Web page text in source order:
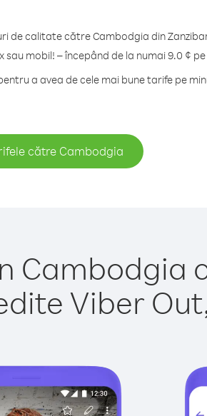
de calitate către Cambodgia din
mobil! – începând de la numai 9.0 ¢
a avea de cele mai bune tarife pe
către Cambodgia
Cambodgia
Viber